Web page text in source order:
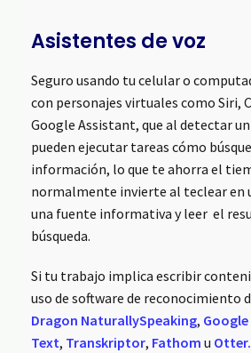
Asistentes de voz
Seguro usando tu celular o
con personajes virtuales como Siri,
Google Assistant, que al detectar
pueden ejecutar tareas cómo
información, lo que te ahorra el
normalmente invierte al teclear en
una fuente informativa y leer el
búsqueda.
Si tu trabajo implica escribir
uso de software de reconocimiento
Dragon NaturallySpeaking,
Text, Transkriptor, Fathom u